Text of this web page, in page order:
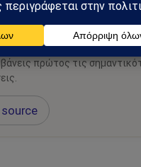
Google News
πρώτος τις